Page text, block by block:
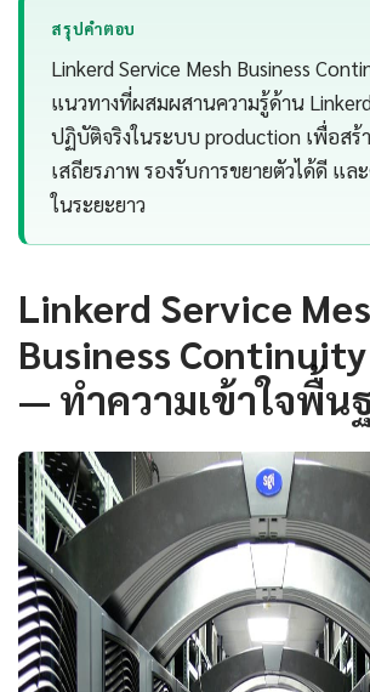
สรุปคำตอบ
Linkerd Service Mesh Business
แนวทางที่ผสมผสานความรู้ด้าน
ปฏิบัติจริงในระบบ production เพื่อสร้
เสถียรภาพ รองรับการขยายตัวได้ดี แล
ในระยะยาว
Linkerd Service
Business
— ทำความเข้าใจพื้น